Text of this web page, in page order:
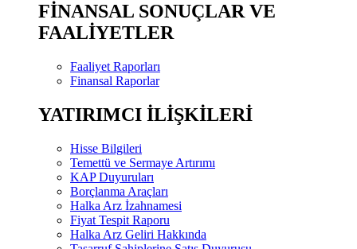
FİNANSAL SONUÇLAR VE
FAALİYETLER
Faaliyet Raporları
Finansal Raporlar
YATIRIMCI İLİŞKİLERİ
Hisse Bilgileri
Temettü ve Sermaye Artırımı
KAP Duyuruları
Borçlanma Araçları
Halka Arz İzahnamesi
Fiyat Tespit Raporu
Halka Arz Geliri Hakkında